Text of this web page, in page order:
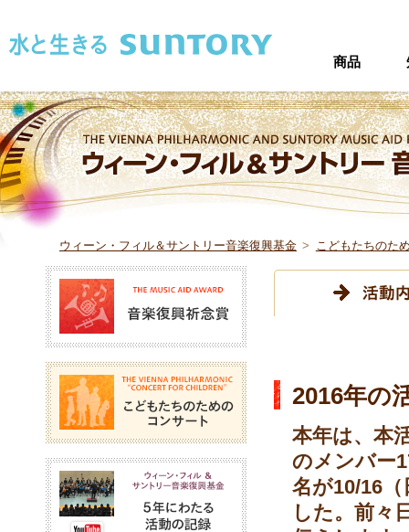
商品
ウィーン・フィル＆サントリー音楽復興基金 > こどもたちのた
2016年の
本年は、本
のメンバー
名が10/16
した。前々
音楽復興祈念賞
ウィーン・フィル＆サ